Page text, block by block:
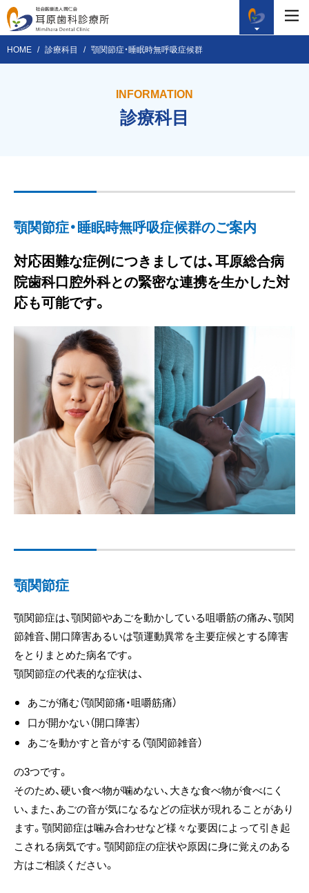
HOME 診療科目 顎関節症・睡眠時無呼吸症候群
INFORMATION
診療科目
顎関節症・睡眠時無呼吸症候群のご案内
対応困難な症例につきましては、耳原総合病
院歯科口腔外科との緊密な連携を生かした対
応も可能です。
顎関節症
顎関節症は、顎関節やあごを動かしている咀嚼筋の痛み、顎関
節雑音、開口障害あるいは顎運動異常を主要症候とする障害
をとりまとめた病名です。
顎関節症の代表的な症状は、
あごが痛む（顎関節痛・咀嚼筋痛）
口が開かない（開口障害）
あごを動かすと音がする（顎関節雑音）
の3つです。
そのため、硬い食べ物が噛めない、大きな食べ物が食べにく
い、また、あごの音が気になるなどの症状が現れることがあり
ます。顎関節症は噛み合わせなど様々な要因によって引き起
こされる病気です。顎関節症の症状や原因に身に覚えのある
方はご相談ください。